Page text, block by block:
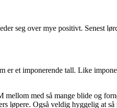
seg over mye positivt. Senest
er et imponerende tall. Like
mellom med så mange blide og
løpere. Også veldig hyggelig at